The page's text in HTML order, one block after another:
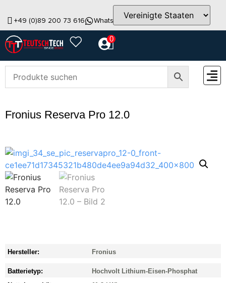
+49 (0)89 200 73 616 WhatsApp info@teutschtech.com
0
Fronius Reserva Pro 12.0
Hersteller: Fronius
Batterietyp:
Hochvolt Lithium-Eisen-Phosphat